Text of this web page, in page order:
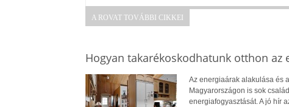
A ROVAT TOVÁBBI CIKKEI
Hogyan takarékoskodhatunk otthon az
Az energiaárak alakulása és
Magyarországon is sok
energiafogyasztását. A jó hír